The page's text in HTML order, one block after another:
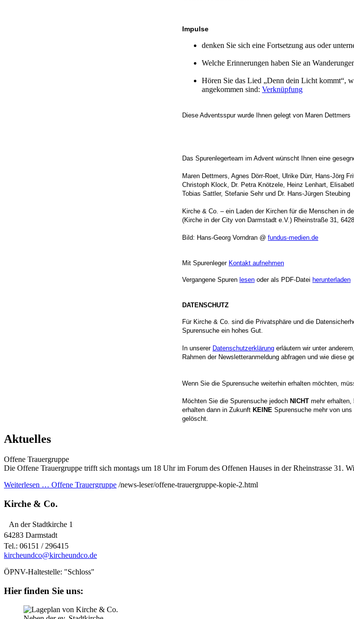
Impulse
denken Sie sich eine Fortsetzung aus oder
Welche Erinnerungen haben Sie an
Hören Sie das Lied „Denn dein Licht kommt“,
angekommen sind: Verknüpfung
Diese Adventsspur wurde Ihnen gelegt von Maren Dettmers
Das Spurenlegerteam im Advent wünscht Ihnen eine
Maren Dettmers, Agnes Dörr-Roet, Ulrike Dürr, Hans-Jörg
Christoph Klock, Dr. Petra Knötzele, Heinz Lenhart,
Tobias Sattler, Stefanie Sehr und Dr. Hans-Jürgen Steubing
Kirche & Co. – ein Laden der Kirchen für die Menschen in
(Kirche in der City von Darmstadt e.V.) Rheinstraße 31,
Bild: Hans-Georg Vorndran @ fundus-medien.de
Mit Spurenleger Kontakt aufnehmen
Vergangene Spuren lesen oder als PDF-Datei herunterladen
DATENSCHUTZ
Für Kirche & Co. sind die Privatsphäre und die
Spurensuche ein hohes Gut.
In unserer Datenschutzerklärung erläutern wir unter
Rahmen der Newsletteranmeldung abfragen und wie diese
Wenn Sie die Spurensuche weiterhin erhalten möchten,
Möchten Sie die Spurensuche jedoch NICHT mehr
erhalten dann in Zukunft KEINE Spurensuche mehr von
gelöscht.
Aktuelles
Offene Trauergruppe
Die Offene Trauergruppe trifft sich montags um 18 Uhr im Forum des Offenen Hauses in der Rheinstrasse 31.
Weiterlesen … Offene Trauergruppe /news-leser/offene-trauergruppe-kopie-2.html
Kirche & Co.
An der Stadtkirche 1
64283 Darmstadt
Tel.: 06151 / 296415
kircheundco@kircheundco.de
ÖPNV-Haltestelle: "Schloss"
Hier finden Sie uns: